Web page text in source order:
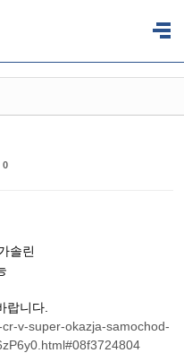
0
솔린
랍니다.
v-super-okazja-samochod-